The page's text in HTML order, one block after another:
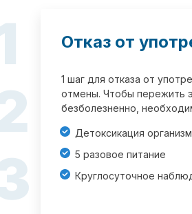
Отказ от
1 шаг для отказа от
отмены. Чтобы пережить
безболезненно,
Детоксикация
5 разовое питание
Круглосуточное